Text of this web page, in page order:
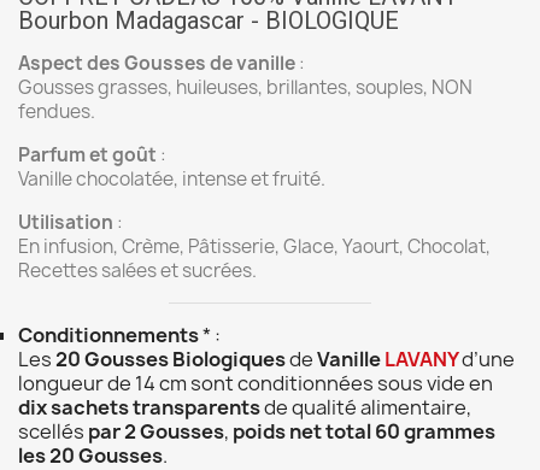
Bourbon Madagascar - BIOLOGIQUE
Aspect des Gousses de vanille:
Gousses grasses, huileuses, brillantes, souples, NON
fendues.
Parfum et goût :
Vanille chocolatée, intense et fruité.
Utilisation :
En infusion, Crème, Pâtisserie, Glace, Yaourt, Chocolat,
Recettes salées et sucrées.
Conditionnements* :
Les20 Gousses BiologiquesdeVanilleLAVANYd’une
longueur de 14 cm sont conditionnées sous vide en
dix sachets transparentsde qualité alimentaire,
scellés par 2 Gousses, poids net total 60 grammes
les 20 Gousses.